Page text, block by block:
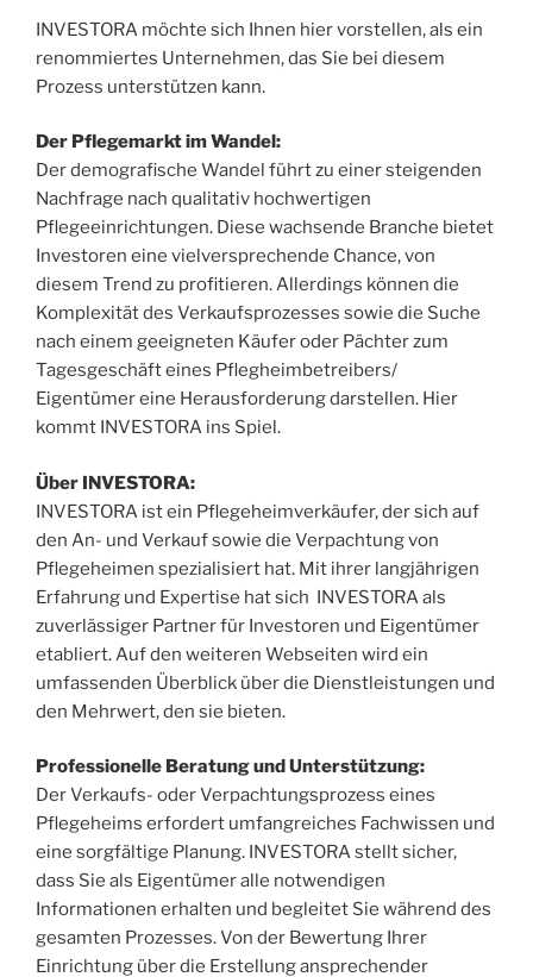
INVESTORA möchte sich Ihnen hier vorstellen, als ein
renommiertes Unternehmen, das Sie bei diesem
Prozess unterstützen kann.
Der Pflegemarkt im Wandel:
Der demografische Wandel führt zu einer steigenden
Nachfrage nach qualitativ hochwertigen
Pflegeeinrichtungen. Diese wachsende Branche bietet
Investoren eine vielversprechende Chance, von
diesem Trend zu profitieren. Allerdings können die
Komplexität des Verkaufsprozesses sowie die Suche
nach einem geeigneten Käufer oder Pächter zum
Tagesgeschäft eines Pflegheimbetreibers/
Eigentümer eine Herausforderung darstellen. Hier
kommt INVESTORA ins Spiel.
Über INVESTORA:
INVESTORA ist ein Pflegeheimverkäufer, der sich auf
den An- und Verkauf sowie die Verpachtung von
Pflegeheimen spezialisiert hat. Mit ihrer langjährigen
Erfahrung und Expertise hat sich INVESTORA als
zuverlässiger Partner für Investoren und Eigentümer
etabliert. Auf den weiteren Webseiten wird ein
umfassenden Überblick über die Dienstleistungen und
den Mehrwert, den sie bieten.
Professionelle Beratung und Unterstützung:
Der Verkaufs- oder Verpachtungsprozess eines
Pflegeheims erfordert umfangreiches Fachwissen und
eine sorgfältige Planung. INVESTORA stellt sicher,
dass Sie als Eigentümer alle notwendigen
Informationen erhalten und begleitet Sie während des
gesamten Prozesses. Von der Bewertung Ihrer
Einrichtung über die Erstellung ansprechender